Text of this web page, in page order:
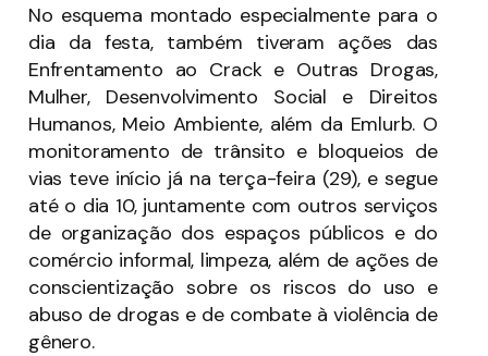
No esquema montado especialmente para o
dia da festa, também tiveram ações das
Enfrentamento ao Crack e Outras Drogas,
Mulher, Desenvolvimento Social e Direitos
Humanos, Meio Ambiente, além da Emlurb. O
monitoramento de trânsito e bloqueios de
vias teve início já na terça-feira (29), e segue
até o dia 10, juntamente com outros serviços
de organização dos espaços públicos e do
comércio informal, limpeza, além de ações de
conscientização sobre os riscos do uso e
abuso de drogas e de combate à violência de
gênero.